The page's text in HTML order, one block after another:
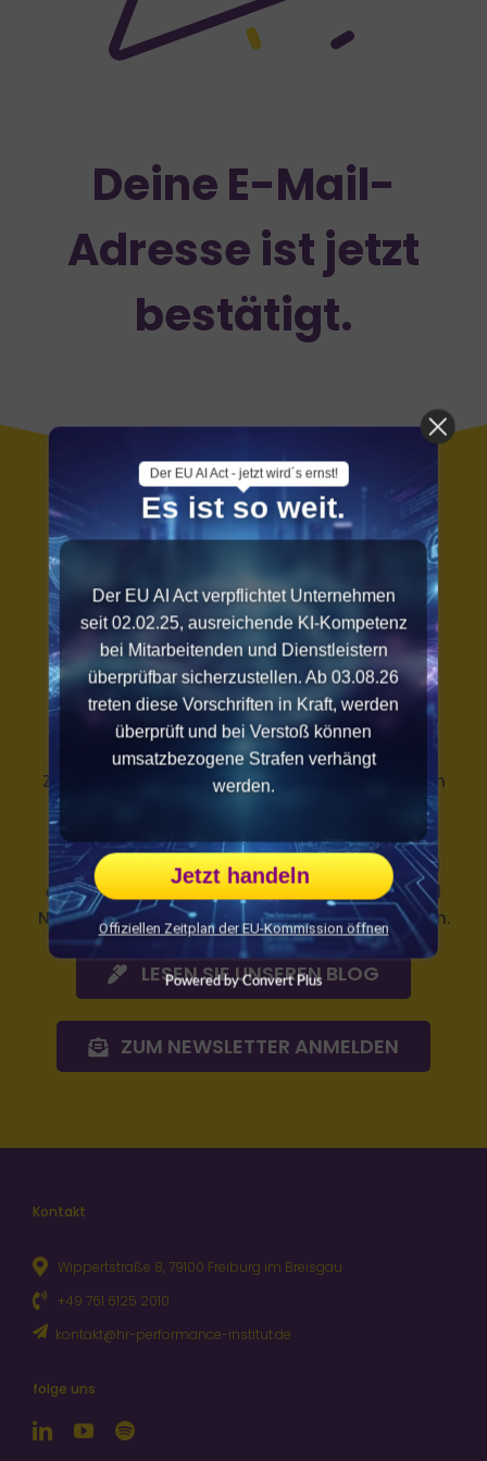
Deine E-Mail-
Adresse ist jetzt
bestätigt.
Mehr Know-how
Immer up to date
Entdecken Sie spannende Impulse und
praxisnahe Tipps rund um Führung,
Zusammenarbeit und Fehlerkultur auf unserem
Melden Sie sichfür unseren Newsletter an und
erhalten Sie regelmäßig Einblicke, Impulse und
Neuigkeiten rund um Führung und Organisation.
LESEN SIE UNSEREN BLOG
ZUM NEWSLETTER ANMELDEN
Kontakt
Wippertstraße 8, 79100 Freiburg im Breisgau
+49 761 6125 2010
kontakt@hr-performance-institut.de
folge uns
Der EU AI Act - jetzt wird´s ernst!
Es ist so weit.
Der EU AI Act verpflichtet Unternehmen
seit 02.02.25, ausreichende KI-Kompetenz
bei Mitarbeitenden und Dienstleistern
überprüfbar sicherzustellen. Ab 03.08.26
treten diese Vorschriften in Kraft, werden
überprüft und bei Verstoß können
umsatzbezogene Strafen verhängt
werden.
Jetzt handeln
Offiziellen Zeitplan der EU-Kommission öffnen
Powered by Convert Plus